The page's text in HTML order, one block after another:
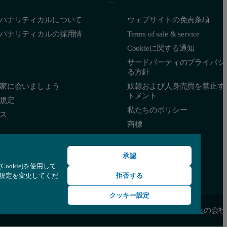
ナリティカルについて
ナリティカルの採用情
に会いましょう
定
ウェブサイトの免責条項
Terms of sale & service
Cookieに関する通知
サードパーティのプライバシ
る方針
奴隷および人身売買を禁止す
トメント
私たちのポリシー
商標
Spectrisの会
を使用して
定を変更してくだ
承認
拒否する
クッキー設定